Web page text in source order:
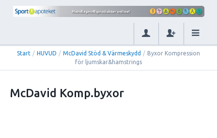
Start / HUVUD / McDavid Stöd & Värmeskydd / Byxor Kompression
för ljumskar&hamstrings
McDavid Komp.byxor